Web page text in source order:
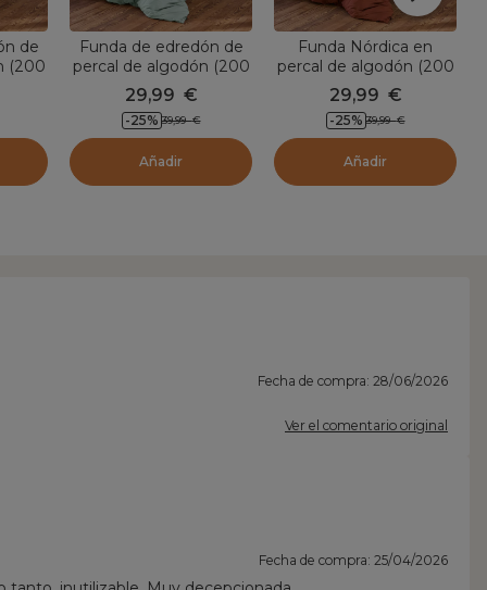
de
(200
Funda de edredón de
percal de algodón (200
x 200 cm) Cali Verde
eucalipto
29,99 €
-25% 39,99 €
Añadir
Funda Nórdica en
percal de algodón (200
cm) Cali Terracota
29,99 €
-25% 39,99 €
Añadir
Fecha de compra: 28/06/2026
Ver el comentario original
Fecha de compra: 25/04/2026